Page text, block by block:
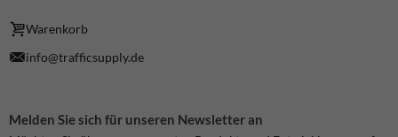
Warenkorb
info@trafficsupply.de
Melden Sie sich für unseren Newsletter an